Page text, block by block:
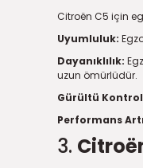
Citroën C5 için
Uyumluluk:
Dayanıklılık:
uzun ömürlüdür.
Gürültü
Performans
3.